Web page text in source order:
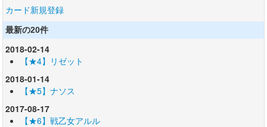
カード新規登録
最新の20件
2018-02-14
【★4】リゼット
2018-01-14
【★5】ナソス
2017-08-17
【★6】戦乙女アルル